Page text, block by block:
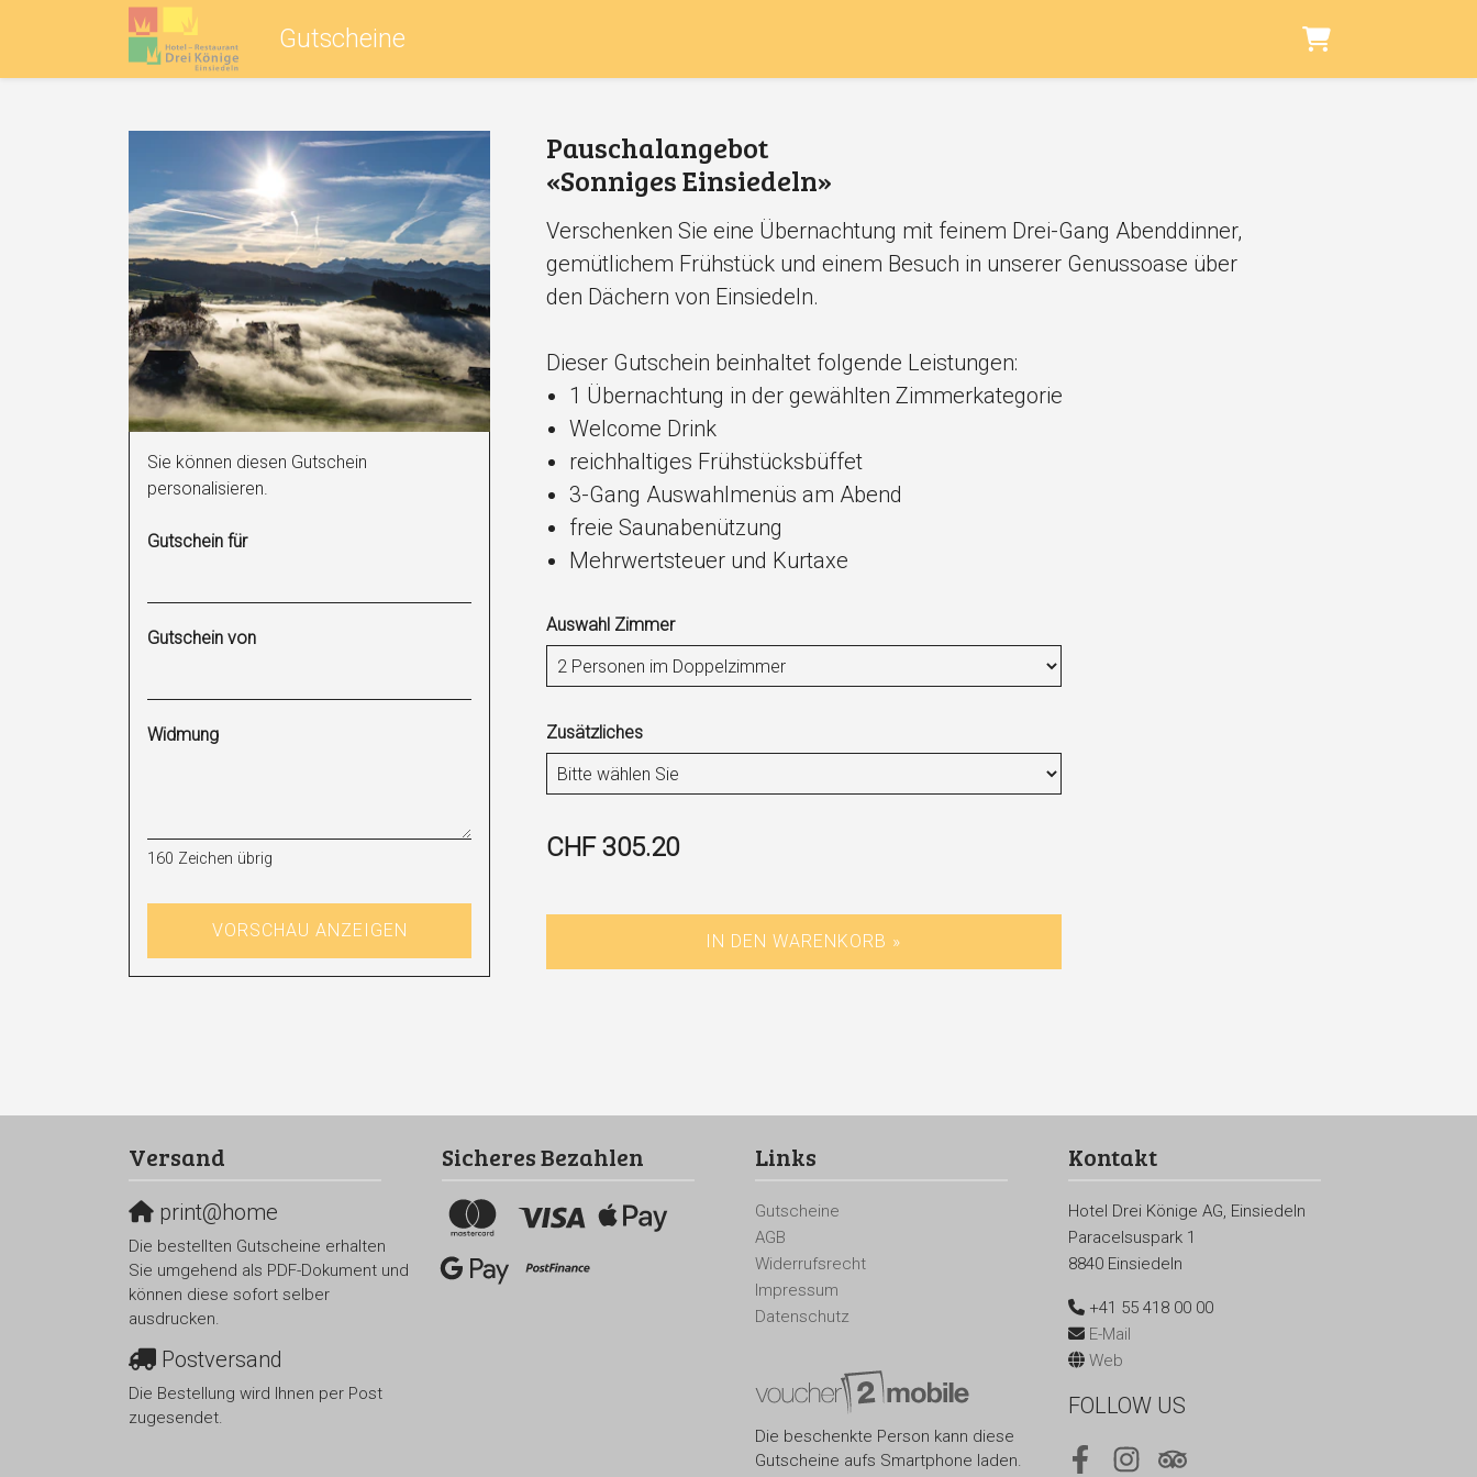
Gutscheine
Warenkorb
Sie können diesen Gutschein
personalisieren.
Gutschein für
Gutschein von
Widmung
160 Zeichen übrig
VORSCHAU ANZEIGEN
Pauschalangebot
«Sonniges Einsiedeln»
Verschenken Sie eine Übernachtung mit feinem Drei-Gang Abenddinner,
gemütlichem Frühstück und einem Besuch in unserer Genussoase über
den Dächern von Einsiedeln.
Dieser Gutschein beinhaltet folgende Leistungen:
1 Übernachtung in der gewählten Zimmerkategorie
Welcome Drink
reichhaltiges Frühstücksbüffet
3-Gang Auswahlmenüs am Abend
freie Saunabenützung
Mehrwertsteuer und Kurtaxe
Auswahl Zimmer
Zusätzliches
CHF 305.20
IN DEN WARENKORB »
Versand
print@home
Die bestellten Gutscheine erhalten
Sie umgehend als PDF-Dokument und
können diese sofort selber
ausdrucken.
Postversand
Die Bestellung wird Ihnen per Post
zugesendet.
Sicheres Bezahlen Links
Gutscheine
AGB
Widerrufsrecht
Impressum
Datenschutz
Die beschenkte Person kann diese
Gutscheine aufs Smartphone laden.
Kontakt
Hotel Drei Könige AG, Einsiedeln
Paracelsuspark 1
8840 Einsiedeln
+41 55 418 00 00
E-Mail
Web
FOLLOW US
FacebookInstagramTripadvisor